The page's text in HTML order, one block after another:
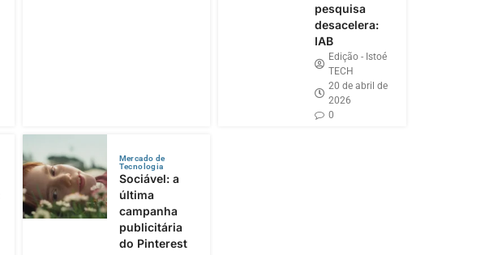
pesquisa
desacelera:
IAB
Edição - Istoé
TECH
20 de abril de
2026
0
Mercado de
Tecnologia
Sociável: a
última
campanha
publicitária
do Pinterest